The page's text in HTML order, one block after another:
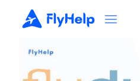
თებერვალი 26, 2025